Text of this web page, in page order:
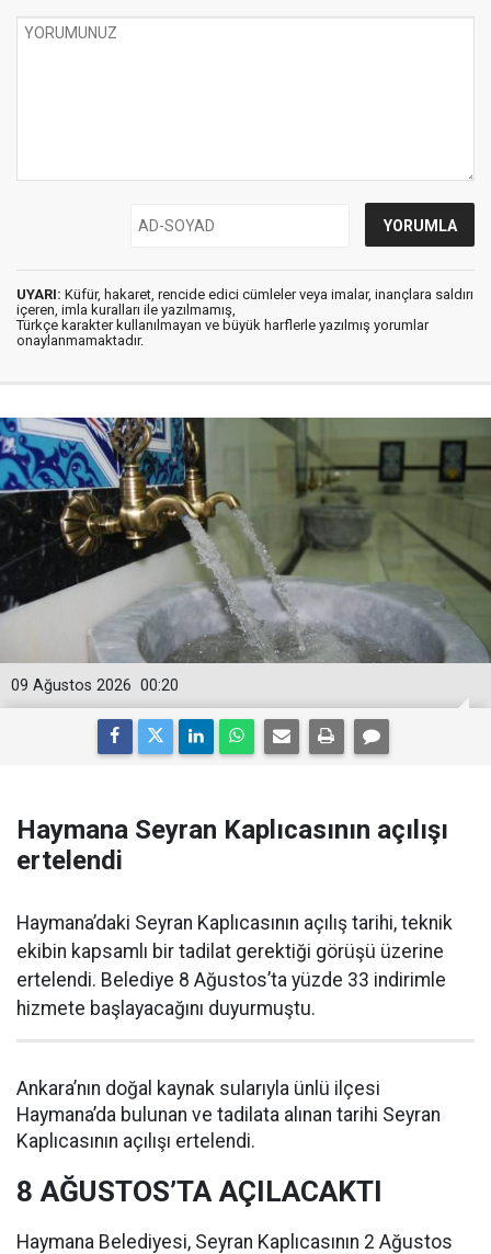
UYARI: Küfür, hakaret, rencide edici cümleler veya imalar, inançlara saldırı
içeren, imla kuralları ile yazılmamış,
Türkçe karakter kullanılmayan ve büyük harflerle yazılmış yorumlar
onaylanmamaktadır.
00:20
09 Ağustos 2026
Haymana Seyran Kaplıcasının açılışı
ertelendi
Haymana’daki Seyran Kaplıcasının açılış tarihi, teknik
ekibin kapsamlı bir tadilat gerektiği görüşü üzerine
ertelendi. Belediye 8 Ağustos’ta yüzde 33 indirimle
hizmete başlayacağını duyurmuştu.
Ankara’nın doğal kaynak sularıyla ünlü ilçesi
Haymana’da bulunan ve tadilata alınan tarihi Seyran
Kaplıcasının açılışı ertelendi.
8 AĞUSTOS’TA AÇILACAKTI
Haymana Belediyesi, Seyran Kaplıcasının 2 Ağustos